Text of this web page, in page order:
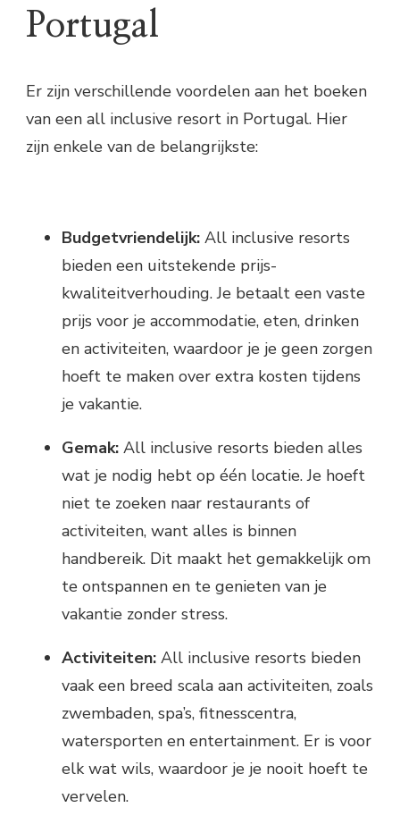
Portugal
Er zijn verschillende voordelen aan het boeken
van een all inclusive resort in Portugal. Hier
zijn enkele van de belangrijkste:
Budgetvriendelijk: All inclusive resorts
bieden een uitstekende prijs-
kwaliteitverhouding. Je betaalt een vaste
prijs voor je accommodatie, eten, drinken
en activiteiten, waardoor je je geen zorgen
hoeft te maken over extra kosten tijdens
je vakantie.
Gemak: All inclusive resorts bieden alles
wat je nodig hebt op één locatie. Je hoeft
niet te zoeken naar restaurants of
activiteiten, want alles is binnen
handbereik. Dit maakt het gemakkelijk om
te ontspannen en te genieten van je
vakantie zonder stress.
Activiteiten: All inclusive resorts bieden
vaak een breed scala aan activiteiten, zoals
zwembaden, spa’s, fitnesscentra,
watersporten en entertainment. Er is voor
elk wat wils, waardoor je je nooit hoeft te
vervelen.